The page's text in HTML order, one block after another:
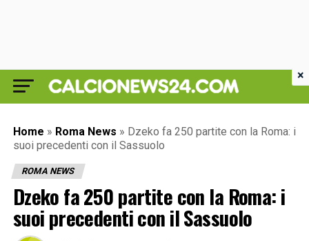
Home » Roma News » Dzeko fa 250 partite con la Roma: i
suoi precedenti con il Sassuolo
ROMA NEWS
Dzeko fa 250 partite con la Roma: i
suoi precedenti con il Sassuolo
×